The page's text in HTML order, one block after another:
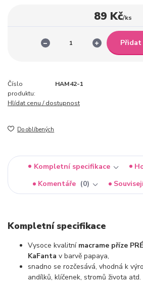
89 Kč/ks
Číslo
produktu:
HAM42-1
Hlídat cenu / dostupnost
Do oblíbených
Kompletní specifikace
Komentáře
0
Kompletní specifikace
Vysoce kvalitní macrame příze
KaFanta v barvě papaya,
snadno se rozčesává, vhodná k
andílků, klíčenek, stromů života